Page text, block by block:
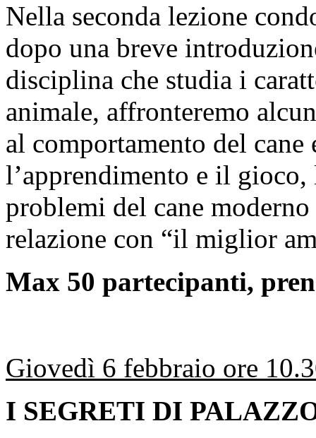
Nella seconda lezione
dopo una breve
disciplina che studia i
animale, affronteremo
al comportamento del
l’apprendimento e il
problemi del cane
relazione con “il miglior
Max 50 partecipanti,
Giovedì 6 febbraio ore
I SEGRETI DI